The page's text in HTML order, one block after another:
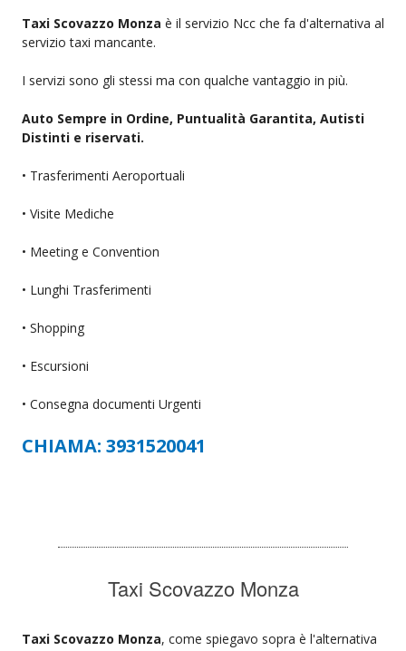
Taxi Scovazzo Monza è il servizio Ncc che fa d'alternativa al
servizio taxi mancante.
I servizi sono gli stessi ma con qualche vantaggio in più.
Auto Sempre in Ordine, Puntualità Garantita, Autisti
Distinti e riservati.
• Trasferimenti Aeroportuali
• Visite Mediche
• Meeting e Convention
• Lunghi Trasferimenti
• Shopping
• Escursioni
• Consegna documenti Urgenti
CHIAMA: 3931520041
Taxi Scovazzo Monza
Taxi Scovazzo Monza, come spiegavo sopra è l'alternativa